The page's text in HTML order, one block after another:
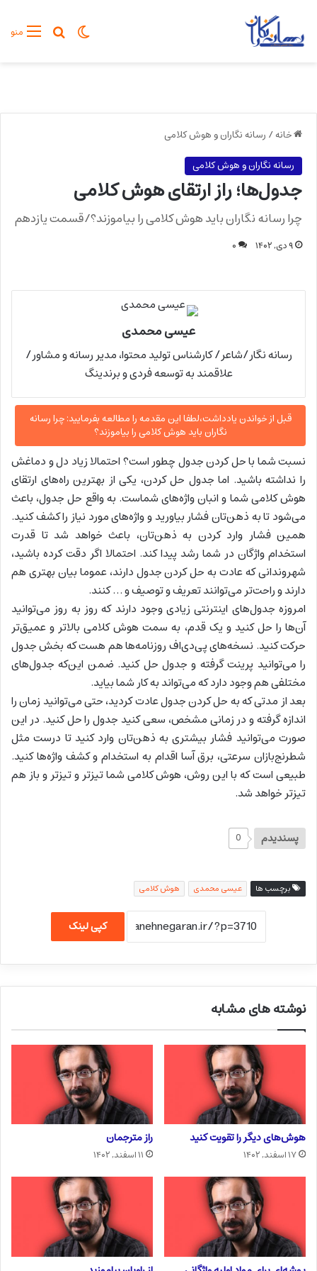
منوجستجو
تغییر پوسته
خانه/ رسانه نگاران و هوش کلامی
رسانه نگاران و هوش کلامی
جدول‌ها؛ راز ارتقای هوش کلامی
چرا رسانه نگاران باید هوش کلامی را بیاموزند؟/قسمت یازدهم
۹ دی, ۱۴۰۲ ۰
عیسی محمدی
رسانه نگار/شاعر/ کارشناس تولید محتوا، مدیر رسانه و مشاور/
علاقمند به توسعه فردی و برندینگ
قبل از خواندن یادداشت،لطفا این مقدمه را مطالعه بفرمایید: چرا رسانه
نگاران باید هوش کلامی را بیاموزند؟
نسبت شما با حل کردن جدول چطور است؟ احتمالا زیاد دل و دماغش
را نداشته باشید. اما جدول حل کردن، یکی از بهترین راه‌های ارتقای
هوش کلامی شما و انبان واژه‌های شماست. به واقع حل جدول، باعث
می‌شود تا به ذهن‌تان فشار بیاورید و واژه‌های مورد نیاز را کشف کنید.
همین فشار وارد کردن به ذهن‌تان، باعث خواهد شد تا قدرت
استخدام واژگان در شما رشد پیدا کند. احتمالا اگر دقت کرده باشید،
شهروندانی که عادت به حل کردن جدول دارند، عموما بیان بهتری هم
دارند و راحت‌تر می‌توانند تعریف و توصیف و … کنند.
امروزه جدول‌های اینترنتی زیادی وجود دارند که روز به روز می‌توانید
آن‌ها را حل کنید و یک قدم، به سمت هوش کلامی بالاتر و عمیق‌تر
حرکت کنید. نسخه‌های پی‌دی‌اف روزنامه‌ها هم هست که بخش جدول
را می‌توانید پرینت گرفته و جدول حل کنید. ضمن این‌‌که جدول‌های
مختلفی هم وجود دارد که می‌تواند به کار شما بیاید.
بعد از مدتی که به حل کردن جدول عادت کردید، حتی می‌توانید زمان را
اندازه گرفته و در زمانی مشخص، سعی کنید جدول را حل کنید. در این
صورت می‌توانید فشار بیشتری به ذهن‌تان وارد کنید تا درست مثل
شطرنج‌بازان سرعتی، برق آسا اقدام به استخدام و کشف واژه‌ها کنید.
طبیعی است که با این روش، هوش کلامی شما تیزتر و تیزتر و باز هم
تیزتر خواهد شد.
پسندیدم 0
برچسب ها عیسی محمدی هوش کلامی
کپی لینک
نوشته های مشابه
هوش‌های دیگر را تقویت کنید
۱۷ اسفند, ۱۴۰۲
راز مترجمان
۱۱ اسفند, ۱۴۰۲